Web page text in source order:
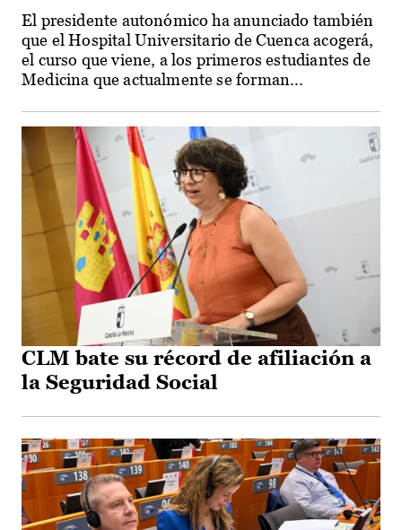
El presidente autonómico ha anunciado también
que el Hospital Universitario de Cuenca acogerá,
el curso que viene, a los primeros estudiantes de
Medicina que actualmente se forman...
CLM bate su récord de afiliación a
la Seguridad Social